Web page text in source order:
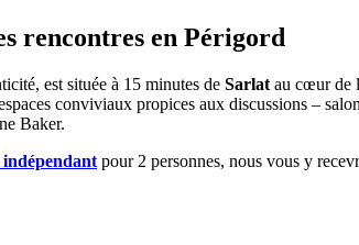
rencontres en Périgord
est située à 15 minutes de Sarlat au cœur de
conviviaux propices aux discussions –
Baker.
indépendant pour 2 personnes, nous vous y